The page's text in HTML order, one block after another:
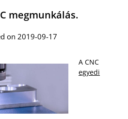
megmunkálás.
on 2019-09-17
A CNC
egyedi